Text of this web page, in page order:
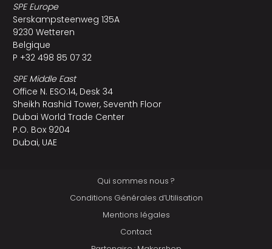
SPE Europe
Serskampsteenweg 135A
9230 Wetteren
Belgique
P +32 498 85 07 32
SPE Middle East
Office N. ESO:14, Desk 34
Sheikh Rashid Tower, Seventh Floor
Dubai World Trade Center
P.O. Box 9204
Dubai, UAE
Qui sommes nous ?
Conditions Générales d’Utilisation
Mentions légales
Contact